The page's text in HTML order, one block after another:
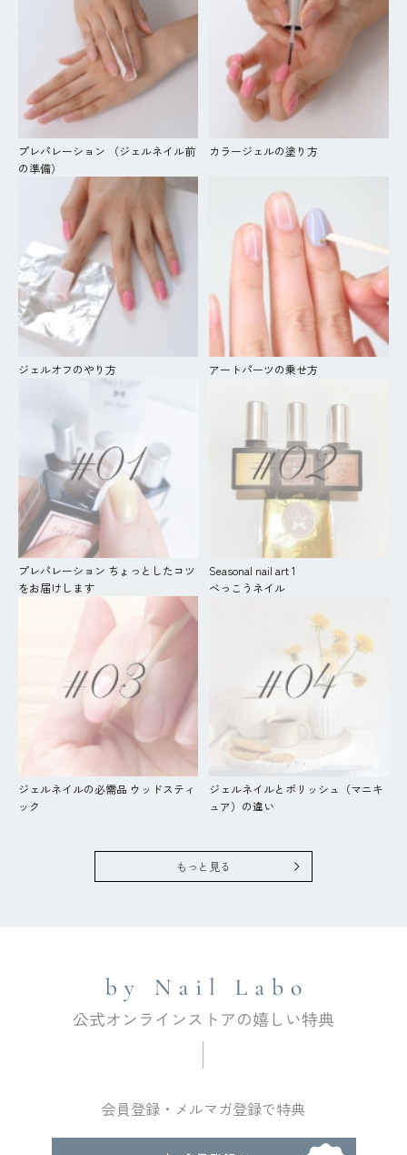
プレパレーション （ジェルネイル前
の準備）
カラージェルの塗り方
ジェルオフのやり方 アートパーツの乗せ方
プレパレーション ちょっとしたコツ
をお届けします
Seasonal nail art 1
べっこうネイル
ジェルネイルの必需品 ウッドスティ
ック
ジェルネイルとポリッシュ（マニキ
ュア）の違い
もっと見る
会員登録・メルマガ登録で特典